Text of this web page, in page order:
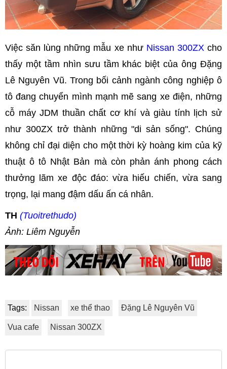
Việc săn lùng những mẫu xe như Nissan 300ZXcho
thấy một tầm nhìn sưu tầm khác biệt của ông Đặng
Lê Nguyên Vũ. Trong bối cảnh ngành công nghiệp ô
tô đang chuyển mình mạnh mẽ sang xe điện, những
cỗ máy JDM thuần chất cơ khí và giàu tính lịch sử
như 300ZX trở thành những "di sản sống". Chúng
không chỉ đại diện cho một thời kỳ hoàng kim của kỹ
thuật ô tô Nhật Bản mà còn phản ánh phong cách
thưởng lãm xe độc đáo: vừa hiếu chiến, vừa sang
trọng, lại mang đậm dấu ấn cá nhân.
TH (Tuoitrethudo)
Ảnh: Liêm Nguyễn
Tags: Nissan xe thể thao Đặng Lê Nguyên Vũ
Vua cafe Nissan 300ZX